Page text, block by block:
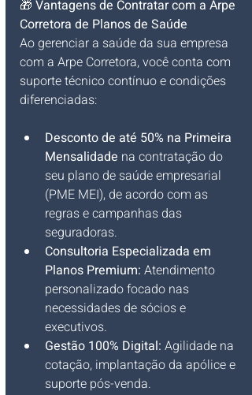
🎁 Vantagens de Contratar com a Arpe
Corretora de Planos de Saúde
Ao gerenciar a saúde da sua empresa
com a Arpe Corretora, você conta com
suporte técnico contínuo e condições
diferenciadas:
Desconto de até 50% na Primeira
Mensalidade na contratação do
seu plano de saúde empresarial
(PME MEI), de acordo com as
regras e campanhas das
seguradoras.
Consultoria Especializada em
Planos Premium: Atendimento
personalizado focado nas
necessidades de sócios e
executivos.
Gestão 100% Digital: Agilidade na
cotação, implantação da apólice e
suporte pós-venda.